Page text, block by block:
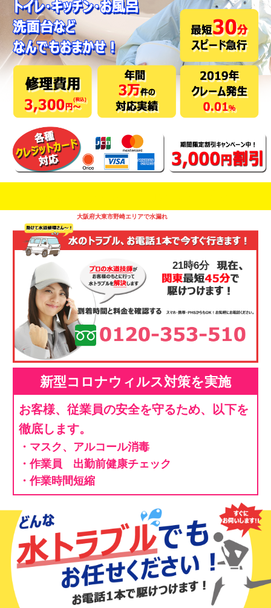
大阪府大東市野崎エリアで水漏れ
21時6分
新型コロナウィルス対策を実施
お客様、従業員の安全を守るため、以下を
徹底します。
・マスク、アルコール消毒
・作業員 出勤前健康チェック
・作業時間短縮